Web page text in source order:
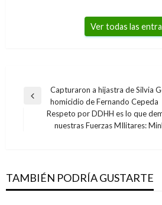
Ver todas las
Navegación
entradas
Entrada
anterior
Capturaron a hijastra de Silvia
homicidio de Fernando Cepeda
Entrada
Respeto por DDHH es lo que
nuestras Fuerzas MIlitares:
TAMBIÉN PODRÍA GUSTARTE